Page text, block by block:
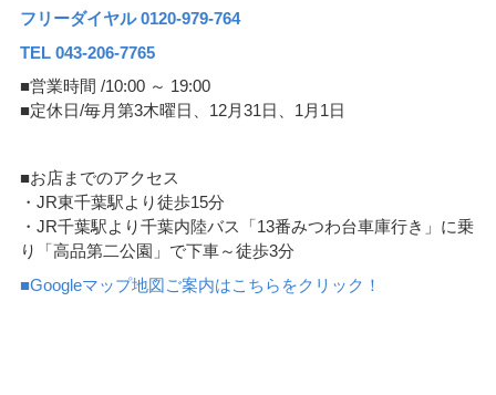
フリーダイヤル 0120-979-764
TEL 043-206-7765
■営業時間 /10:00 ～ 19:00
■定休日/毎月第3木曜日、12月31日、1月1日
■お店までのアクセス
・JR東千葉駅より徒歩15分
・JR千葉駅より千葉内陸バス「13番みつわ台車庫行き」に乗
り「高品第二公園」で下車～徒歩3分
■Googleマップ地図ご案内はこちらをクリック！